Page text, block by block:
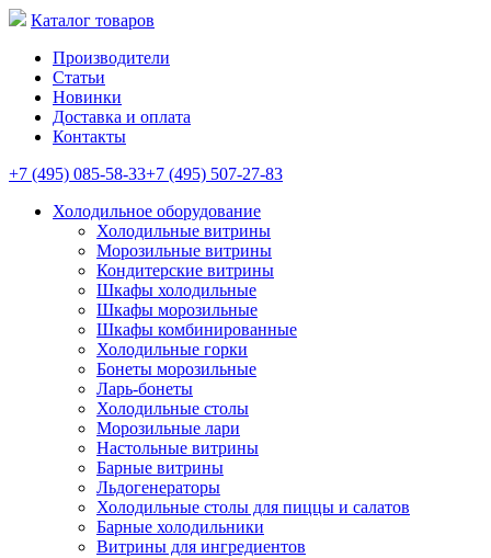
Каталог товаров
Производители
Статьи
Новинки
Доставка и оплата
Контакты
+7 (495) 085-58-33+7 (495) 507-27-83
Холодильное оборудование
Холодильные витрины
Морозильные витрины
Кондитерские витрины
Шкафы холодильные
Шкафы морозильные
Шкафы комбинированные
Холодильные горки
Бонеты морозильные
Ларь-бонеты
Холодильные столы
Морозильные лари
Настольные витрины
Барные витрины
Льдогенераторы
Холодильные столы для пиццы и салатов
Барные холодильники
Витрины для ингредиентов